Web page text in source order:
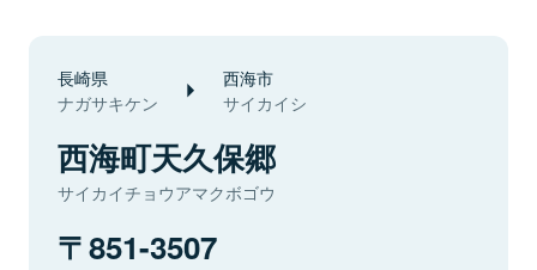
長崎県
ナガサキケン
西海市
サイカイシ
西海町天久保郷
サイカイチョウアマクボゴウ
851-3507